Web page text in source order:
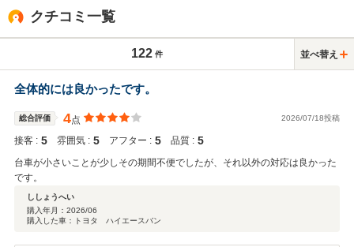
クチコミ一覧
122 件 並べ替え
全体的には良かったです。
総合評価 4点 2026/07/18投稿
接客 : 5 雰囲気 : 5 アフター : 5 品質 : 5
台車が小さいことが少しその期間不便でしたが、それ以外の対応は良かった
です。
ししょうへい
購入年月： 2026/06
購入した車：トヨタ ハイエースバン